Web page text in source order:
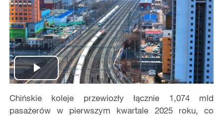
Play
Video
Chińskie koleje przewiozły łącznie 1,074 mld
pasażerów w pierwszym kwartale 2025 roku, co